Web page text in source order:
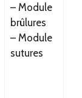
– Module
brûlures
– Module
sutures